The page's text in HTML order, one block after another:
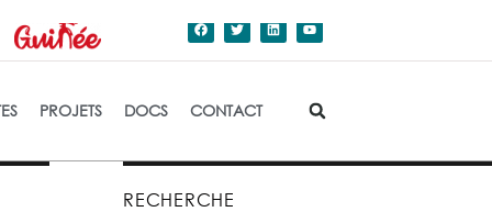
de l'Etat.
PROJETS DOCS CONTACT
RECHERCHE